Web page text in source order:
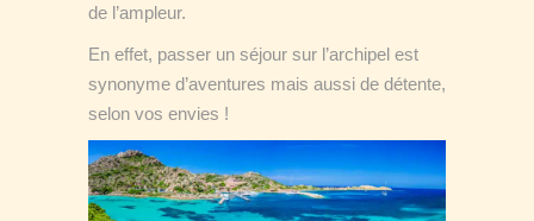
de l’ampleur.
En effet, passer un séjour sur l’archipel est
synonyme d’aventures mais aussi de détente,
selon vos envies !